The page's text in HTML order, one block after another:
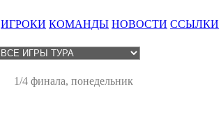
ИГРОКИ КОМАНДЫ НОВОСТИ ССЫЛКИ
1/4 финала, понедельник